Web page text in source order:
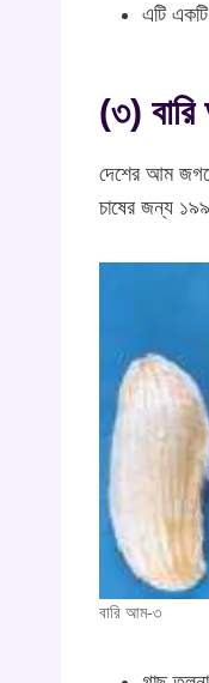
এটি
(৩)
দেশের আম
চাষের জন্য
বারি আম-৩